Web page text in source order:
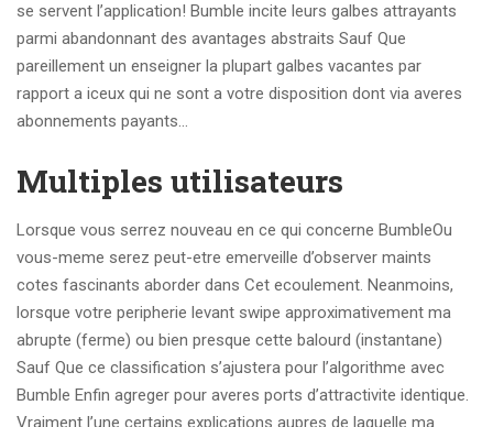
se servent l’application! Bumble incite leurs galbes attrayants
parmi abandonnant des avantages abstraits Sauf Que
pareillement un enseigner la plupart galbes vacantes par
rapport a iceux qui ne sont a votre disposition dont via averes
abonnements payants…
Multiples utilisateurs
Lorsque vous serrez nouveau en ce qui concerne BumbleOu
vous-meme serez peut-etre emerveille d’observer maints
cotes fascinants aborder dans Cet ecoulement. Neanmoins,
lorsque votre peripherie levant swipe approximativement ma
abrupte (ferme) ou bien presque cette balourd (instantane)
Sauf Que ce classification s’ajustera pour l’algorithme avec
Bumble Enfin agreger pour averes ports d’attractivite identique.
Vraiment l’une certains explications aupres de laquelle ma